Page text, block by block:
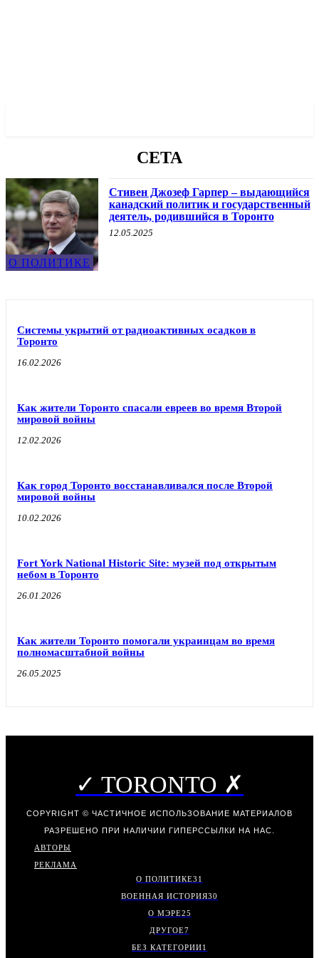
CETA
О ПОЛИТИКЕ
Стивен Джозеф Гарпер – выдающийся
канадский политик и государственный
деятель, родившийся в Торонто
12.05.2025
Системы укрытий от радиоактивных осадков в
Торонто
16.02.2026
Как жители Торонто спасали евреев во время Второй
мировой войны
12.02.2026
Как город Торонто восстанавливался после Второй
мировой войны
10.02.2026
Fort York National Historic Site: музей под открытым
небом в Торонто
26.01.2026
Как жители Торонто помогали украинцам во время
полномасштабной войны
26.05.2025
✓ TORONTO ✗
COPYRIGHT © ЧАСТИЧНОЕ ИСПОЛЬЗОВАНИЕ МАТЕРИАЛОВ
РАЗРЕШЕНО ПРИ НАЛИЧИИ ГИПЕРССЫЛКИ НА НАС.
АВТОРЫ
РЕКЛАМА
О ПОЛИТИКЕ31
ВОЕННАЯ ИСТОРИЯ30
О МЭРЕ25
ДРУГОЕ7
БЕЗ КАТЕГОРИИ1